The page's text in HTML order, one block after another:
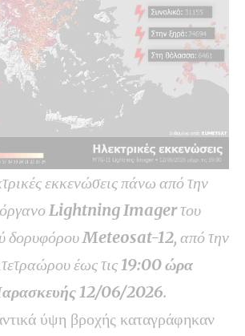
εκκενώσεις πάνω από την
Lightning Imagerτου
δορυφόρουMeteosat-12, από την
έως τις19:00ώρα
12/06/2026.
ύψη βροχής καταγράφηκαν